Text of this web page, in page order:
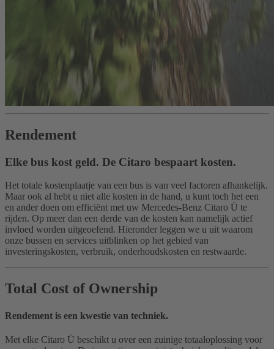
Rendement
Elke bus kost geld. De Citaro bespaart kosten.
Het totale kostenplaatje van een bus is van veel factoren afhankelijk.
Maar ook al hebt u niet alle kosten in de hand, u kunt toch het een
en ander doen om efficiënt met uw Mercedes-Benz Citaro Ü te
rijden. Op meer dan een derde van de kosten kan namelijk actief
invloed worden uitgeoefend. Hieronder leggen we u uit waarom
onze bussen en services uitblinken op het gebied van
investeringskosten, verbruik, onderhoudskosten en restwaarde.
Total Cost of Ownership
Rendement is een kwestie van techniek.
Met elke Citaro Ü beschikt u over een zuinige totaaloplossing voor